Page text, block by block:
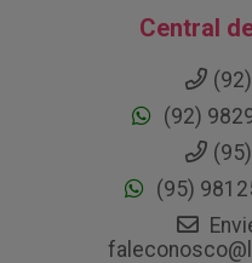
Central
(92)
(95)